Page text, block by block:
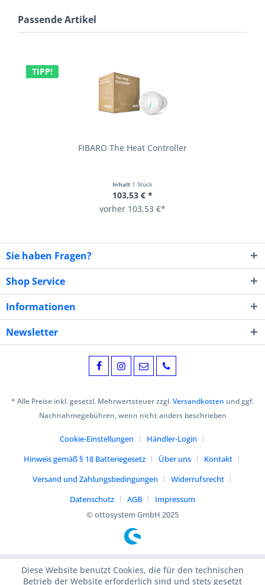
Passende Artikel
TIPP!
FIBARO The Heat Controller
Inhalt 1 Stück
103,53 € *
vorher 103,53 €*
Sie haben Fragen?
Shop Service
Informationen
Newsletter
* Alle Preise inkl. gesetzl. Mehrwertsteuer zzgl.Versandkosten und ggf.
Nachnahmegebühren, wenn nicht anders beschrieben
Cookie-Einstellungen
Händler-Login
Hinweis gemäß § 18 Batteriegesetz
Über uns
Kontakt
Versand und Zahlungsbedingungen
Widerrufsrecht
Datenschutz
AGB
Impressum
© ottosystem GmbH 2025
Diese Website benutzt Cookies, die für den technischen
Betrieb der Website erforderlich sind und stets gesetzt